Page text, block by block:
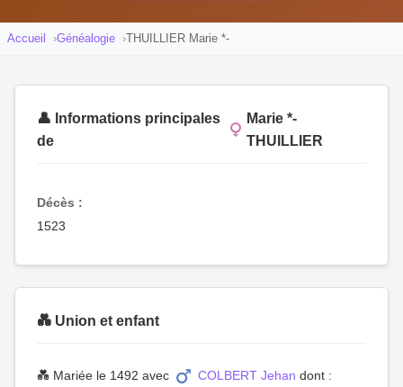
Accueil Généalogie THUILLIER Marie *-
👤 Informations principales
de
Marie *-
THUILLIER
Décès :
1523
💑 Union et enfant
💑 Mariée le 1492 avec COLBERT Jehan dont :